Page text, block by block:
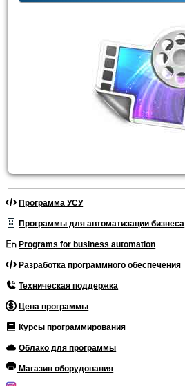
Программа УСУ
Программы для автоматизации бизнеса
Programs for business automation
Разработка программного обеспечения
Техническая поддержка
Цена программы
Курсы программирования
Облако для программы
Магазин оборудования